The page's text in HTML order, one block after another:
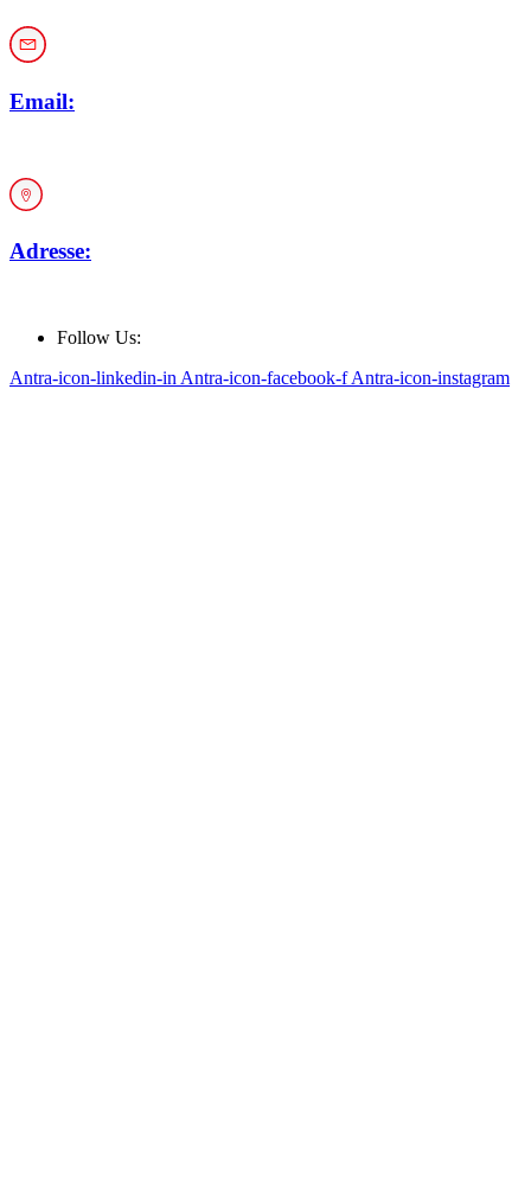
Email:
Adresse:
Follow Us:
Antra-icon-linkedin-in Antra-icon-facebook-f Antra-icon-instagram